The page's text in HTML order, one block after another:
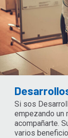
Si sos
empezando un
acompañarte.
varios